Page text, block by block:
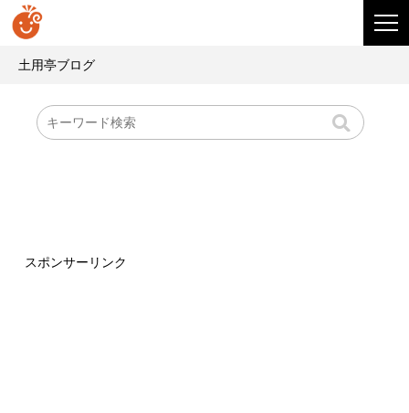
土用亭ブログ
スポンサーリンク